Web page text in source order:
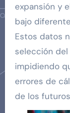
expansión y
bajo
Estos datos
selección
impidiendo
errores de
de los